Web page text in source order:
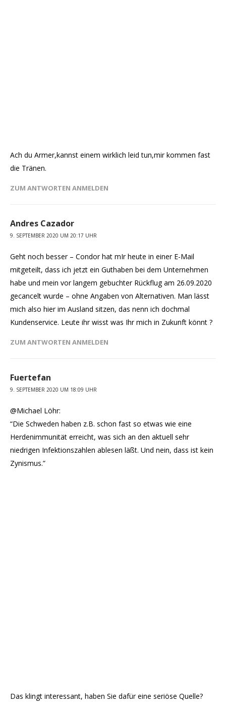
Ach du Armer,kannst einem wirklich leid tun,mir kommen fast
die Tränen.
ZUM ANTWORTEN ANMELDEN
Andres Cazador
9. SEPTEMBER 2020 UM 20:17 UHR
Geht noch besser – Condor hat mIr heute in einer E-Mail
mitgeteilt, dass ich jetzt ein Guthaben bei dem Unternehmen
habe und mein vor langem gebuchter Rückflug am 26.09.2020
gecancelt wurde – ohne Angaben von Alternativen. Man lässt
mich also hier im Ausland sitzen, das nenn ich dochmal
Kundenservice. Leute ihr wisst was Ihr mich in Zukunft könnt ?
ZUM ANTWORTEN ANMELDEN
Fuertefan
9. SEPTEMBER 2020 UM 18:09 UHR
@Michael Löhr:
“Die Schweden haben z.B. schon fast so etwas wie eine
Herdenimmunität erreicht, was sich an den aktuell sehr
niedrigen Infektionszahlen ablesen läßt. Und nein, dass ist kein
Zynismus.”
Das klingt interessant, haben Sie dafür eine seriöse Quelle?